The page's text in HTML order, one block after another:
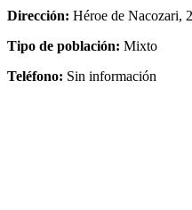
Dirección: Héroe de Nacozari,
Tipo de población: Mixto
Teléfono: Sin información